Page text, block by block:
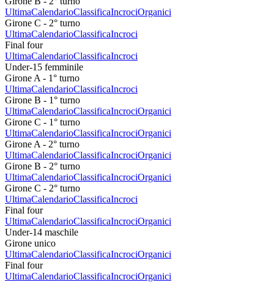
UltimaCalendarioClassificaIncrociOrganici
Girone C - 2° turno
UltimaCalendarioClassificaIncroci
Final four
UltimaCalendarioClassificaIncroci
Under-15 femminile
Girone A - 1° turno
UltimaCalendarioClassificaIncroci
Girone B - 1° turno
UltimaCalendarioClassificaIncrociOrganici
Girone C - 1° turno
UltimaCalendarioClassificaIncrociOrganici
Girone A - 2° turno
UltimaCalendarioClassificaIncrociOrganici
Girone B - 2° turno
UltimaCalendarioClassificaIncrociOrganici
Girone C - 2° turno
UltimaCalendarioClassificaIncroci
Final four
UltimaCalendarioClassificaIncrociOrganici
Under-14 maschile
Girone unico
UltimaCalendarioClassificaIncrociOrganici
Final four
UltimaCalendarioClassificaIncrociOrganici